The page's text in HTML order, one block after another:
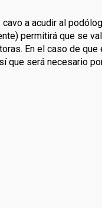
a acudir al
permitirá que se
En el caso de
que será necesario